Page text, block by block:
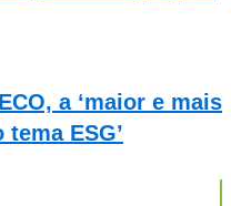
a ‘maior e mais
ESG’